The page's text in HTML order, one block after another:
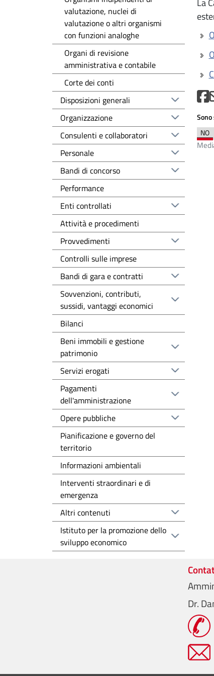
valutazione, nuclei di
valutazione o altri organismi
con funzioni analoghe
Organi di revisione
amministrativa e contabile
Corte dei conti
Disposizioni generali
Organizzazione
Consulenti e collaboratori
Personale
Bandi di concorso
Performance
Enti controllati
Attività e procedimenti
Provvedimenti
Controlli sulle imprese
Bandi di gara e contratti
Sovvenzioni, contributi,
sussidi, vantaggi economici
Bilanci
Beni immobili e gestione
patrimonio
Servizi erogati
Pagamenti
dell'amministrazione
Opere pubbliche
Pianificazione e governo del
territorio
Informazioni ambientali
Interventi straordinari e di
emergenza
Altri contenuti
Istituto per la promozione dello
sviluppo economico
Dr.